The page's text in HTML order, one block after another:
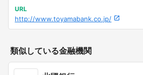
URL
http://www.toyamabank.co.jp/
類似している金融機関